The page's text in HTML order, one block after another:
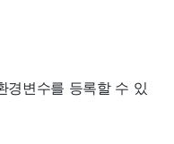
경변수를 등록할 수 있